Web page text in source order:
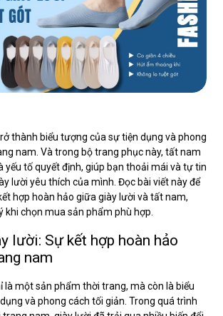
thành biểu tượng của sự tiện dụng và phong
nam. Và trong bộ trang phục này, tất nam
yếu tố quyết định, giúp bạn thoải mái và tự tin
lười yêu thích của mình. Đọc bài viết này để
hợp hoàn hảo giữa giày lười và tất nam,
khi chọn mua sản phẩm phù hợp.
lười: Sự kết hợp hoàn hảo
nam
là một sản phẩm thời trang, mà còn là biểu
và phong cách tối giản. Trong quá trình